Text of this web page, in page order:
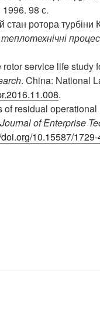
98 с.
ротора турбіни
service life study
. China: National
.
residual
of Enterprise
10.15587/